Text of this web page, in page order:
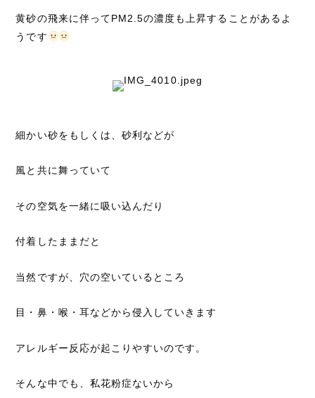
黄砂の飛来に伴ってPM2.5の濃度も上昇することがあるよ
うです
細かい砂をもしくは、砂利などが
風と共に舞っていて
その空気を一緒に吸い込んだり
付着したままだと
当然ですが、穴の空いているところ
目・鼻・喉・耳などから侵入していきます
アレルギー反応が起こりやすいのです。
そんな中でも、私花粉症ないから